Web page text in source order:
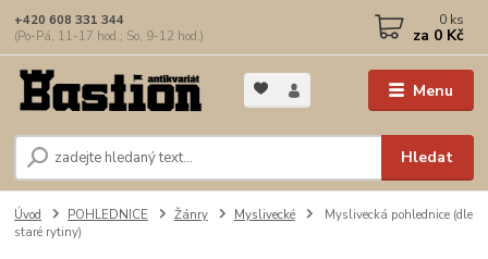
Menu
Hledat
+420 608 331 344
(Po-Pá, 11-17 hod.; So, 9-12 hod.)
0 ks
za 0 Kč
Úvod POHLEDNICE Žánry Myslivecké
Myslivecká pohlednice (dle
staré rytiny)